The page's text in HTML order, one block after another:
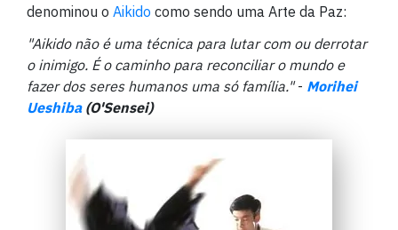
denominou o Aikido como sendo uma Arte da Paz:
"Aikido não é uma técnica para lutar com ou derrotar
o inimigo. É o caminho para reconciliar o mundo e
fazer dos seres humanos uma só família."- Morihei
Ueshiba(O'Sensei)